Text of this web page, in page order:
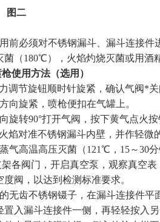
前必须对不锈钢漏斗、漏斗连接件
菌 （180℃） ，火焰灼烧灭菌或用酒
使用方法（选用）
调节旋钮顺时针旋紧，确认气阀*
向旋紧，喷枪便扣在气罐上。
旋转90°打开气阀，按下黄气点火
焰对准不锈钢漏斗内壁，并作轻微
气高温高压灭菌 （121℃ ， 15～30
各阀门，开启真空泵，观察真空
阀，以达到检测标准要求。
的无齿不锈钢镊子，在漏斗连接件平
置入漏斗连接件一侧，再轻轻按入